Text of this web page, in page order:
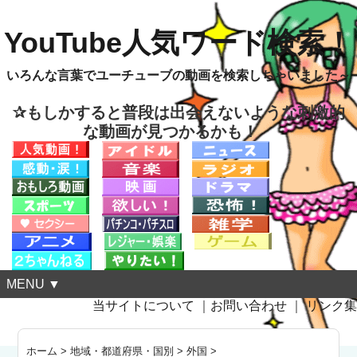
YouTube人気ワード検索！
いろんな言葉でユーチューブの動画を検索しちゃいました～
✰もしかすると普段は出会えないような刺激的
な動画が見つかるかも！
MENU ▼
当サイトについて
お問い合わせ ｜リンク集
ホーム >地域・都道府県・国別 >外国 >